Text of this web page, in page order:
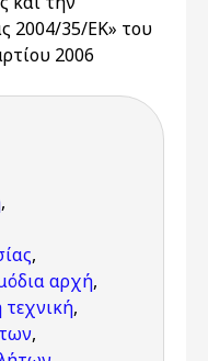
2004/35/ΕΚ» του
2006
,
,
αρχή,
τεχνική,
,